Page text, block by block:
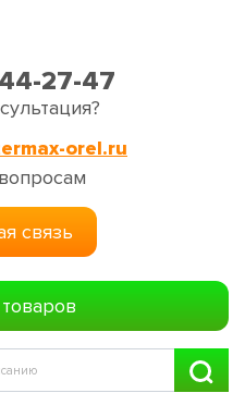
27-47
orel.ru
связь